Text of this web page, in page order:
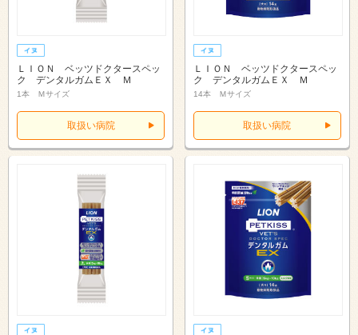
ＬＩＯＮ ベッツドクタースペッ
ク デンタルガムＥＸ Ｍ
1本 Ｍサイズ
取扱い病院
ＬＩＯＮ ベッツドクタースペッ
ク デンタルガムＥＸ Ｍ
14本 Ｍサイズ
取扱い病院